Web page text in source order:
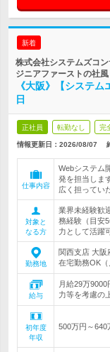
新着
株式会社システムズコ
ジニアファーストの社風
《大阪》【システ
日
正社員 転勤なし 完
情報更新日：2026/08/07
仕事内容
Webシステム
発を担当しま
広く担ってい
対象と
なる方
業界未経験歓
務経験（目安
力として活躍
勤務地
関西支店 大
在宅勤務OK
給与
月給29万
力等を考慮の
初年度
年収
500万円～640